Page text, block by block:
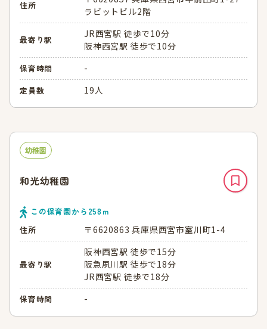
住所
ラビットビル2階
最寄り駅
JR西宮駅 徒歩で10分
阪神西宮駅 徒歩で10分
保育時間 -
定員数 19人
幼稚園
和光幼稚園
この保育園から 258ｍ
住所
〒6620863 兵庫県西宮市室川町1-4
最寄り駅
阪神西宮駅 徒歩で15分
阪急夙川駅 徒歩で18分
JR西宮駅 徒歩で18分
保育時間 -